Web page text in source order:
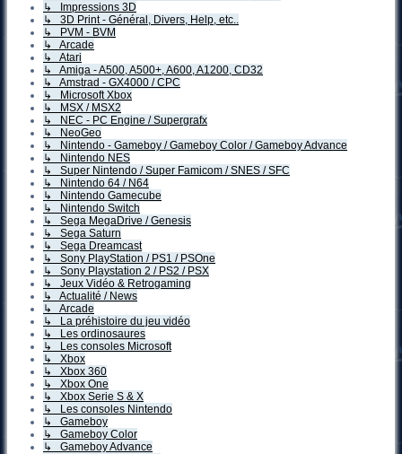
↳ Impressions 3D
↳ 3D Print - Général, Divers, Help, etc..
↳ PVM - BVM
↳ Arcade
↳ Atari
↳ Amiga - A500, A500+, A600, A1200, CD32
↳ Amstrad - GX4000 / CPC
↳ Microsoft Xbox
↳ MSX / MSX2
↳ NEC - PC Engine / Supergrafx
↳ NeoGeo
↳ Nintendo - Gameboy / Gameboy Color / Gameboy Advance
↳ Nintendo NES
↳ Super Nintendo / Super Famicom / SNES / SFC
↳ Nintendo 64 / N64
↳ Nintendo Gamecube
↳ Nintendo Switch
↳ Sega MegaDrive / Genesis
↳ Sega Saturn
↳ Sega Dreamcast
↳ Sony PlayStation / PS1 / PSOne
↳ Sony Playstation 2 / PS2 / PSX
↳ Jeux Vidéo & Retrogaming
↳ Actualité / News
↳ Arcade
↳ La préhistoire du jeu vidéo
↳ Les ordinosaures
↳ Les consoles Microsoft
↳ Xbox
↳ Xbox 360
↳ Xbox One
↳ Xbox Serie S & X
↳ Les consoles Nintendo
↳ Gameboy
↳ Gameboy Color
↳ Gameboy Advance